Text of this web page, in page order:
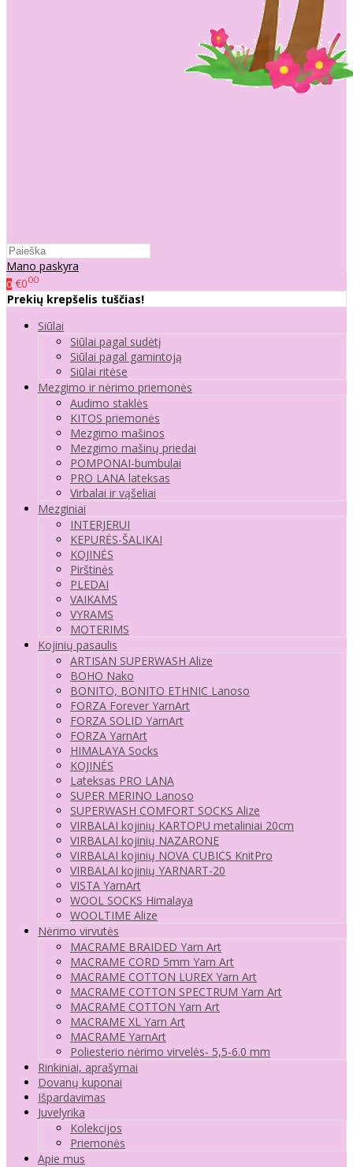
Mano paskyra
0 €000
Prekių krepšelis tuščias!
Siūlai
Siūlai pagal sudėtį
Siūlai pagal gamintoją
Siūlai ritėse
Mezgimo ir nėrimo priemonės
Audimo staklės
KITOS priemonės
Mezgimo mašinos
Mezgimo mašinų priedai
POMPONAI-bumbulai
PRO LANA lateksas
Virbalai ir vąšeliai
Mezginiai
INTERJERUI
KEPURĖS-ŠALIKAI
KOJINĖS
Pirštinės
PLEDAI
VAIKAMS
VYRAMS
MOTERIMS
Kojinių pasaulis
ARTISAN SUPERWASH Alize
BOHO Nako
BONITO, BONITO ETHNIC Lanoso
FORZA Forever YarnArt
FORZA SOLID YarnArt
FORZA YarnArt
HIMALAYA Socks
KOJINĖS
Lateksas PRO LANA
SUPER MERINO Lanoso
SUPERWASH COMFORT SOCKS Alize
VIRBALAI kojinių KARTOPU metaliniai 20cm
VIRBALAI kojinių NAZARONE
VIRBALAI kojinių NOVA CUBICS KnitPro
VIRBALAI kojinių YARNART-20
VISTA YarnArt
WOOL SOCKS Himalaya
WOOLTIME Alize
Nėrimo virvutės
MACRAME BRAIDED Yarn Art
MACRAME CORD 5mm Yarn Art
MACRAME COTTON LUREX Yarn Art
MACRAME COTTON SPECTRUM Yarn Art
MACRAME COTTON Yarn Art
MACRAME XL Yarn Art
MACRAME YarnArt
Poliesterio nėrimo virvelės- 5,5-6.0 mm
Rinkiniai, aprašymai
Dovanų kuponai
Išpardavimas
Juvelyrika
Kolekcijos
Priemonės
Apie mus